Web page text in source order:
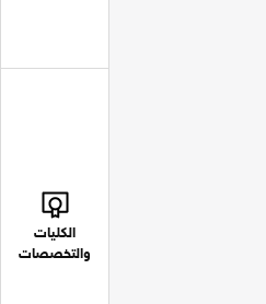
الكليات
والتخصصات